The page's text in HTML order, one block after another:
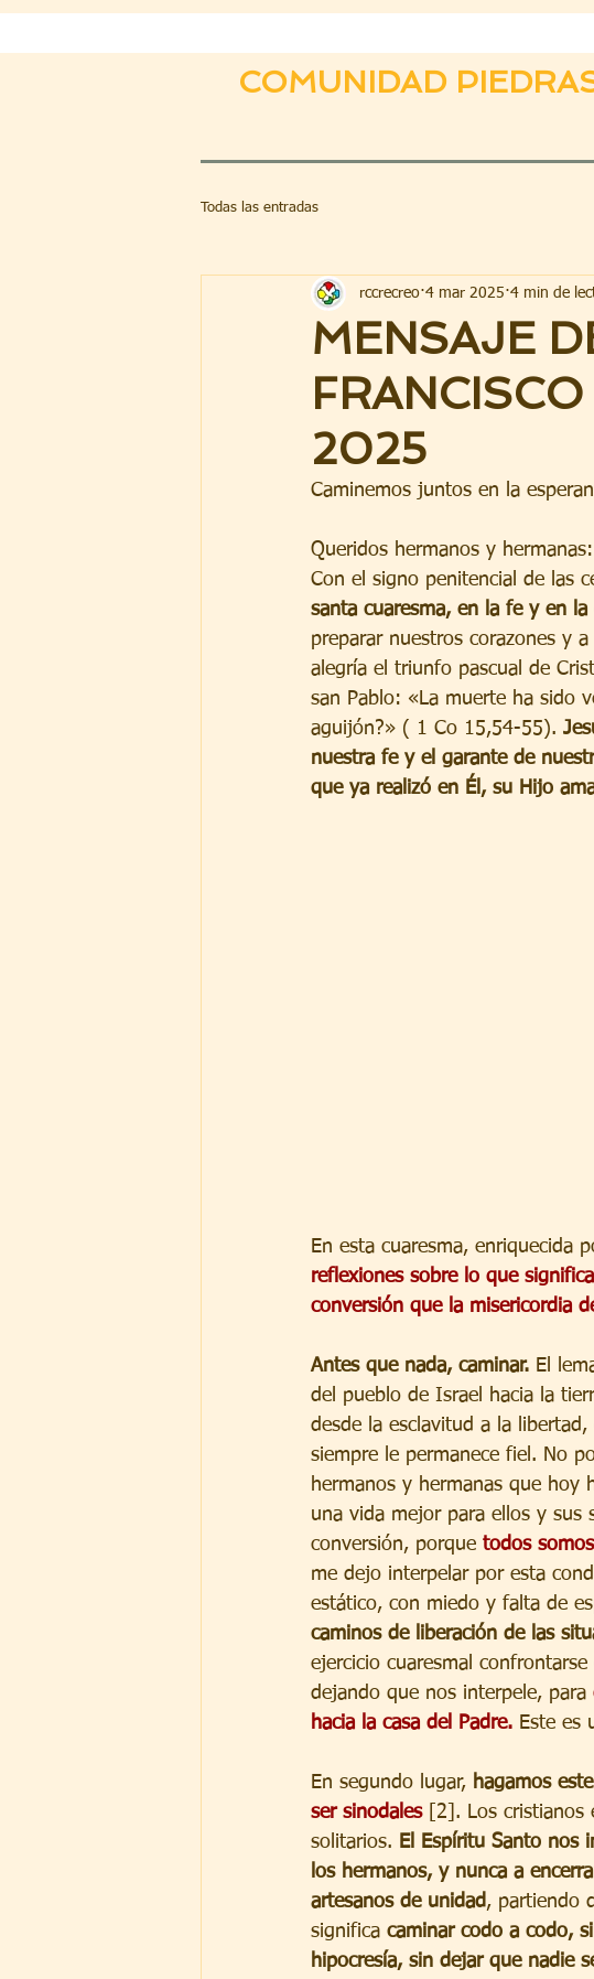
COMUNIDAD
Todas las entradas
MENSAJE
2025
rccrecreo 4 mar 2025 4 min de
Caminemos juntos en la
Queridos hermanos y hermanas:
Con el signo penitencial de las
santa cuaresma, en la fe y en la
preparar nuestros corazones y
alegría el triunfo pascual de
san Pablo: «La muerte ha sido
aguijón?» ( 1 Co 15,54-55).
nuestra fe y el garante de
que ya realizó en Él, su Hijo
En esta cuaresma, enriquecida
reflexiones sobre lo que
conversión que la misericordia
Antes que nada, caminar. El
del pueblo de Israel hacia la
desde la esclavitud a la
siempre le permanece fiel. No
hermanos y hermanas que hoy
una vida mejor para ellos y sus
conversión, porque todos
me dejo interpelar por esta
estático, con miedo y falta de
caminos de liberación de las
ejercicio cuaresmal
dejando que nos interpele, para
hacia la casa del Padre. Este es
En segundo lugar, hagamos
ser sinodales [2]. Los cristianos
solitarios. El Espíritu Santo nos
los hermanos, y nunca a
artesanos de unidad, partiendo
significa caminar codo a codo,
hipocresía, sin dejar que nadie